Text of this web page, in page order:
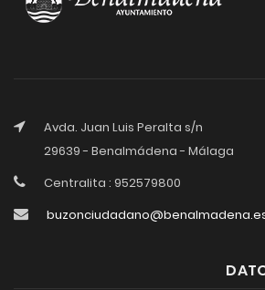
Avda. Juan Luis Peralta s/n
29639 - Benalmádena - Málaga
Centralita : 952579800